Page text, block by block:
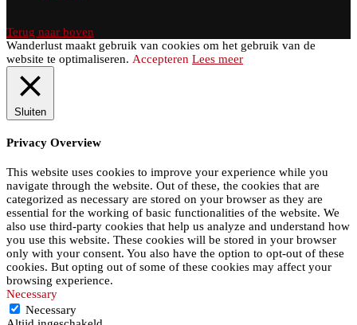
Terug naar boven
Wanderlust maakt gebruik van cookies om het gebruik van de
website te optimaliseren. Accepteren Lees meer
Sluiten
Privacy Overview
This website uses cookies to improve your experience while you
navigate through the website. Out of these, the cookies that are
categorized as necessary are stored on your browser as they are
essential for the working of basic functionalities of the website. We
also use third-party cookies that help us analyze and understand how
you use this website. These cookies will be stored in your browser
only with your consent. You also have the option to opt-out of these
cookies. But opting out of some of these cookies may affect your
browsing experience.
Necessary
Necessary